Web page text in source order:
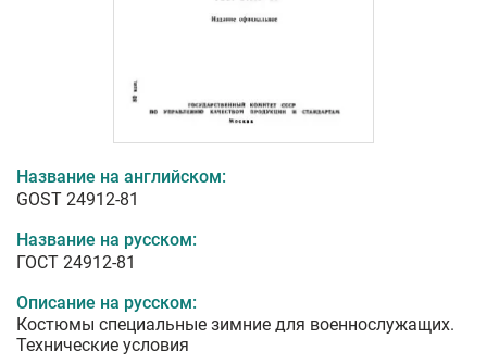
Название на английском:
GOST 24912-81
Название на русском:
ГОСТ 24912-81
Описание на русском:
Костюмы специальные зимние для военнослужащих.
Технические условия